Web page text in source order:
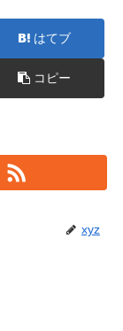
はてブ
コピー
xyz